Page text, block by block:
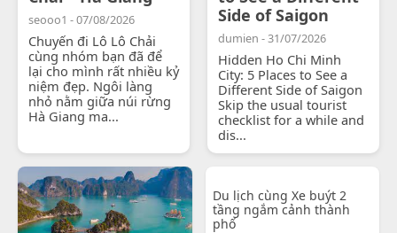
seooo1 - 07/08/2026
Chuyến đi Lô Lô Chải
cùng nhóm bạn đã để
lại cho mình rất nhiều kỷ
niệm đẹp. Ngôi làng
nhỏ nằm giữa núi rừng
Hà Giang ma...
Side of Saigon
dumien - 31/07/2026
Hidden Ho Chi Minh
City: 5 Places to See a
Different Side of Saigon
Skip the usual tourist
checklist for a while and
dis...
Du lịch cùng Xe buýt 2
tầng ngắm cảnh thành
phố